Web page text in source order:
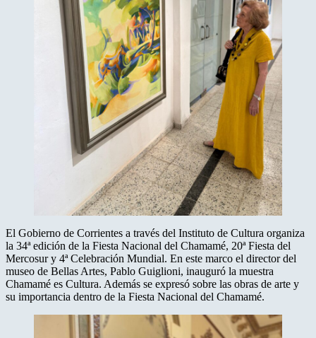
El Gobierno de Corrientes a través del Instituto de Cultura organiza
la 34ª edición de la Fiesta Nacional del Chamamé, 20ª Fiesta del
Mercosur y 4ª Celebración Mundial. En este marco el director del
museo de Bellas Artes, Pablo Guiglioni, inauguró la muestra
Chamamé es Cultura. Además se expresó sobre las obras de arte y
su importancia dentro de la Fiesta Nacional del Chamamé.